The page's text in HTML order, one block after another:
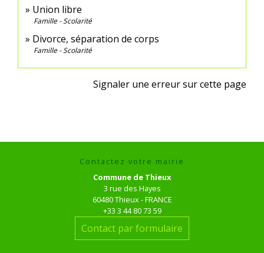
Union libre
Famille - Scolarité
Divorce, séparation de corps
Famille - Scolarité
Signaler une erreur sur cette page
Contactez votre mairie
Commune de Thieux
3 rue des Hayes
60480 Thieux - FRANCE
+33 3 44 80 73 59
Contact par formulaire